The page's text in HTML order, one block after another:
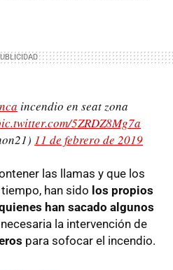
incendio en seat zona
5ZRDZ8Mg7a
11 de febrero de 2019
las llamas y que los
han sido los propios
han sacado algunos
la intervención de
para sofocar el incendio.